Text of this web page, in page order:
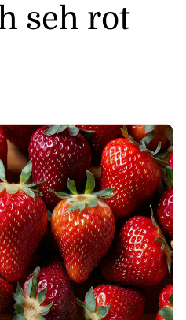
seh rot